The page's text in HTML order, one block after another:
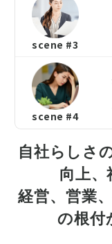
scene #3
scene #4
自社らしさ
向上、
経営、営業
の根付